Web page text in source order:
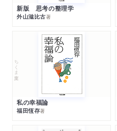
新版 思考の整理学
外山滋比古著
ちくま文庫
私の幸福論
福田恆存著